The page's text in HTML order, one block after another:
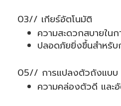
03// เกียร์อัตโนมัติ
ความสะดวกสบายใน
ปลอดภัยยิ่งขึ้นสำหรับ
05// การแปลงตัวถังแบบ
ความคล่องตัวดี และ